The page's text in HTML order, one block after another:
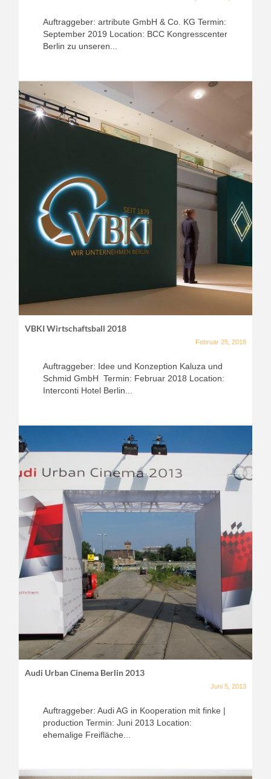
Auftraggeber: artribute GmbH & Co. KG Termin:
September 2019 Location: BCC Kongresscenter
Berlin zu unseren...
VBKI Wirtschaftsball 2018
Februar 25, 2018
Auftraggeber: Idee und Konzeption Kaluza und
Schmid GmbH Termin: Februar 2018 Location:
Interconti Hotel Berlin...
Audi Urban Cinema Berlin 2013
Juni 5, 2013
Auftraggeber: Audi AG in Kooperation mit finke |
production Termin: Juni 2013 Location:
ehemalige Freifläche...